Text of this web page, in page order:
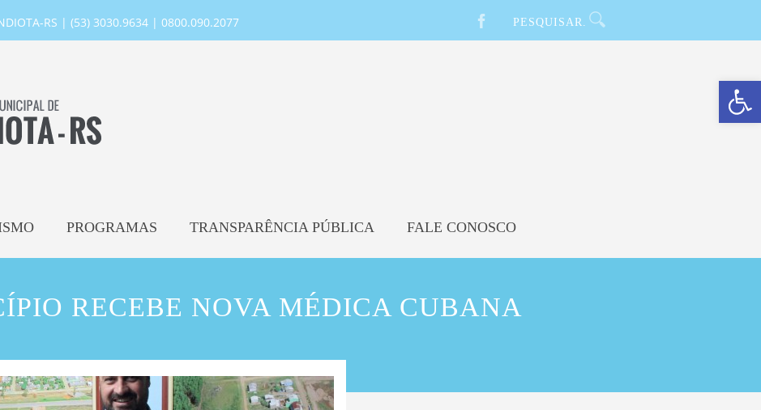
Barra de Ferramentas Aberta
RS | (53) 3030.9634 | 0800.090.2077
PROGRAMAS TRANSPARÊNCIA PÚBLICA FALE CONOSCO
RECEBE NOVA MÉDICA CUBANA